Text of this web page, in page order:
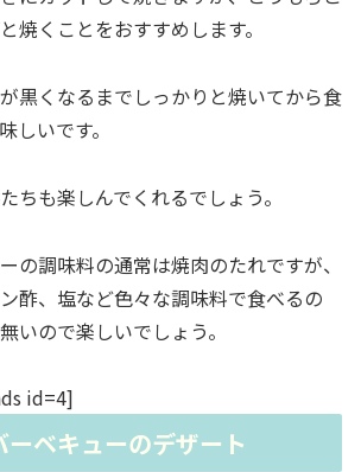
焼くことをおすすめします。
黒くなるまでしっかりと焼いてから食
しいです。
ちも楽しんでくれるでしょう。
の調味料の通常は焼肉のたれですが、
酢、塩など色々な調味料で食べるの
いので楽しいでしょう。
id=4]
ベキューのデザート